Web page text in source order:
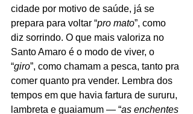
cidade por motivo de saúde, já se
prepara para voltar “pro mato”, como
diz sorrindo. O que mais valoriza no
Santo Amaro é o modo de viver, o
“giro”, como chamam a pesca, tanto pra
comer quanto pra vender. Lembra dos
tempos em que havia fartura de sururu,
lambreta e guaiamum — “as enchentes